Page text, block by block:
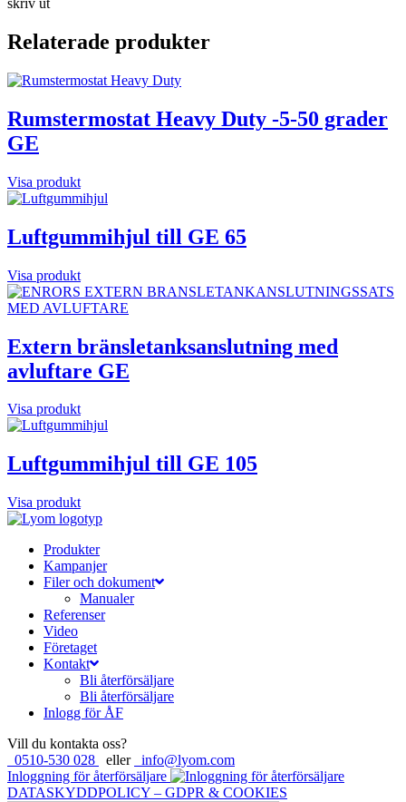
skriv ut
Relaterade produkter
Rumstermostat Heavy Duty -5-50 grader
GE
Visa produkt
Luftgummihjul till GE 65
Visa produkt
Extern bränsletanksanslutning med
avluftare GE
Visa produkt
Luftgummihjul till GE 105
Visa produkt
Produkter
Kampanjer
Filer och dokument
Manualer
Referenser
Video
Företaget
Kontakt
Bli återförsäljare
Bli återförsäljare
Inlogg för ÅF
Vill du kontakta oss?
0510-530 028
eller
info@lyom.com
Inloggning för återförsäljare
DATASKYDDPOLICY – GDPR & COOKIES